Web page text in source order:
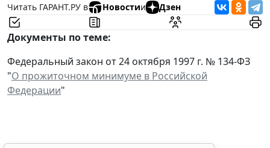
Читать ГАРАНТ.РУ в
Новостии Дзен
Документы по теме:
Федеральный закон от 24 октября 1997 г. № 134-ФЗ
"О прожиточном минимуме в Российской
Федерации"